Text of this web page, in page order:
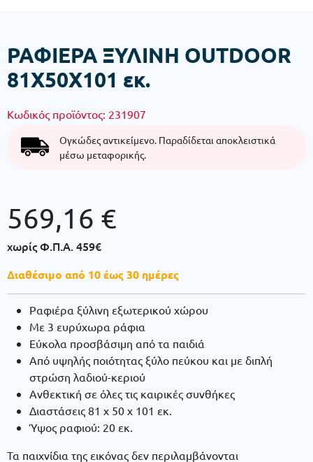
ΡΑΦΙΕΡΑ ΞΥΛΙΝΗ OUTDOOR
81Χ50Χ101 εκ.
Κωδικός προϊόντος: 231907
Ογκώδες αντικείμενο. Παραδίδεται αποκλειστικά
μέσω μεταφορικής.
569,16 €
χωρίς Φ.Π.Α.459€
Διαθέσιμο από 10 έως 30 ημέρες
Ραφιέρα ξύλινη εξωτερικού χώρου
Με 3 ευρύχωρα ράφια
Εύκολα προσβάσιμη από τα παιδιά
Από υψηλής ποιότητας ξύλο πεύκου και με διπλή
στρώση λαδιού-κεριού
Ανθεκτική σε όλες τις καιρικές συνθήκες
Διαστάσεις 81 x 50 x 101 εκ.
Ύψος ραφιού: 20 εκ.
Τα παιχνίδια της εικόνας δεν περιλαμβάνονται